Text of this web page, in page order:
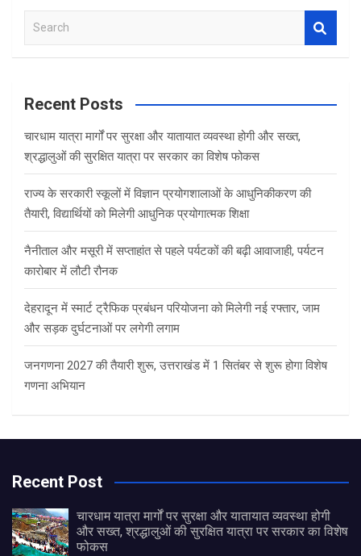
b
o
o
k
p
p
a
c
Recent Posts
चारधाम यात्रा मार्गों पर सुरक्षा और यातायात व्यवस्था होगी और सख्त,
श्रद्धालुओं की सुरक्षित यात्रा पर सरकार का विशेष फोकस
राज्य के सरकारी स्कूलों में विज्ञान प्रयोगशालाओं के आधुनिकीकरण की
तैयारी, विद्यार्थियों को मिलेगी आधुनिक प्रयोगात्मक शिक्षा
नैनीताल और मसूरी में सप्ताहांत से पहले पर्यटकों की बढ़ी आवाजाही, पर्यटन
कारोबार में लौटी रौनक
देहरादून में स्मार्ट ट्रैफिक प्रबंधन परियोजना को मिलेगी नई रफ्तार, जाम
और सड़क दुर्घटनाओं पर लगेगी लगाम
जनगणना 2027 की तैयारी शुरू, उत्तराखंड में 1 सितंबर से शुरू होगा विशेष
गणना अभियान
Recent Post
चारधाम यात्रा मार्गों पर सुरक्षा और यातायात व्यवस्था होगी
और सख्त, श्रद्धालुओं की सुरक्षित यात्रा पर सरकार का विशेष
फोकस